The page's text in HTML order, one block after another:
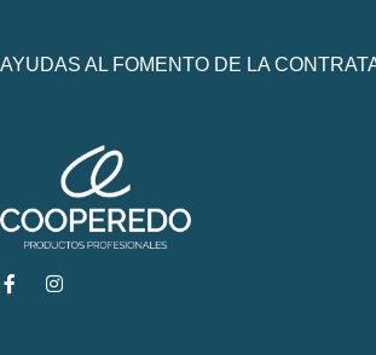
AYUDAS AL FOMENTO DE LA